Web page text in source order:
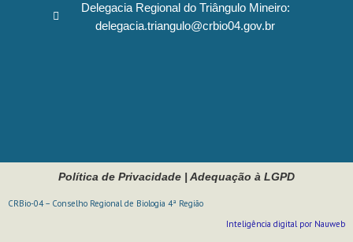
Delegacia Regional do Triângulo Mineiro:
delegacia.triangulo@crbio04.gov.br
Política de Privacidade | Adequação à LGPD
CRBio-04 – Conselho Regional de Biologia 4ª Região
Inteligência digital por Nauweb